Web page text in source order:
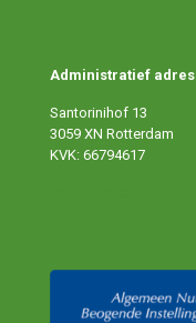
Administratief adres
Santorinihof 13
3059 XN Rotterdam
KVK: 66794617